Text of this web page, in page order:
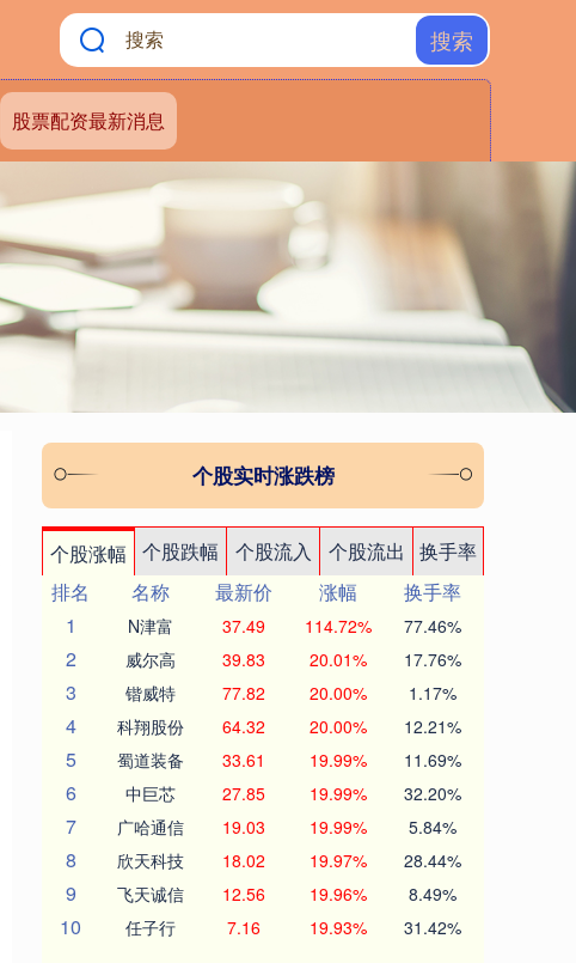
搜索
股票配资最新消息
个股实时涨跌榜
个股涨幅 个股跌幅 个股流入 个股流出
换手率
排名
名称 最新价 涨幅
换手率
1
N津富 37.49 114.72% 77.46%
2 威尔高 39.83 20.01% 17.76%
3 锴威特 77.82 20.00% 1.17%
4 科翔股份 64.32 20.00% 12.21%
5 蜀道装备 33.61 19.99% 11.69%
6 中巨芯 27.85 19.99% 32.20%
7 广哈通信 19.03 19.99% 5.84%
8 欣天科技 18.02 19.97% 28.44%
9 飞天诚信 12.56 19.96% 8.49%
10 任子行 7.16 19.93% 31.42%